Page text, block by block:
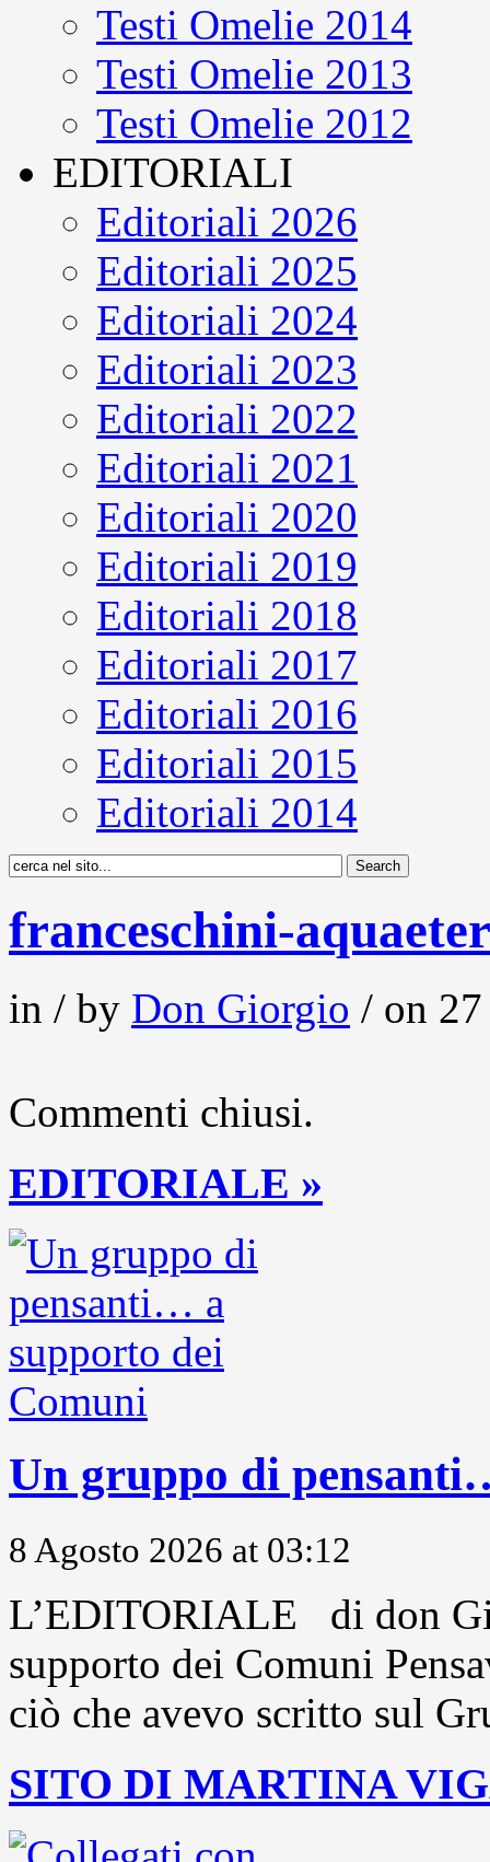
Testi Omelie 2014
Testi Omelie 2013
Testi Omelie 2012
EDITORIALI
Editoriali 2026
Editoriali 2025
Editoriali 2024
Editoriali 2023
Editoriali 2022
Editoriali 2021
Editoriali 2020
Editoriali 2019
Editoriali 2018
Editoriali 2017
Editoriali 2016
Editoriali 2015
Editoriali 2014
franceschini-
in / by Don Giorgio / on
Commenti chiusi.
EDITORIALE »
Un gruppo di
8 Agosto 2026 at 03:12
L’EDITORIALE di don
supporto dei Comuni
ciò che avevo scritto sul
SITO DI MARTINA